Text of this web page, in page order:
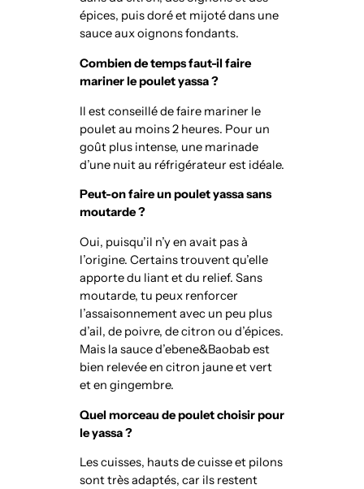
épices, puis doré et mijoté dans une
sauce aux oignons fondants.
Combien de temps faut-il faire
mariner le poulet yassa ?
Il est conseillé de faire mariner le
poulet au moins 2 heures. Pour un
goût plus intense, une marinade
d’une nuit au réfrigérateur est idéale.
Peut-on faire un poulet yassa sans
moutarde ?
Oui, puisqu’il n’y en avait pas à
l’origine. Certains trouvent qu’elle
apporte du liant et du relief. Sans
moutarde, tu peux renforcer
l’assaisonnement avec un peu plus
d’ail, de poivre, de citron ou d’épices.
Mais la sauce d’ebene&Baobab est
bien relevée en citron jaune et vert
et en gingembre.
Quel morceau de poulet choisir pour
le yassa ?
Les cuisses, hauts de cuisse et pilons
sont très adaptés, car ils restent